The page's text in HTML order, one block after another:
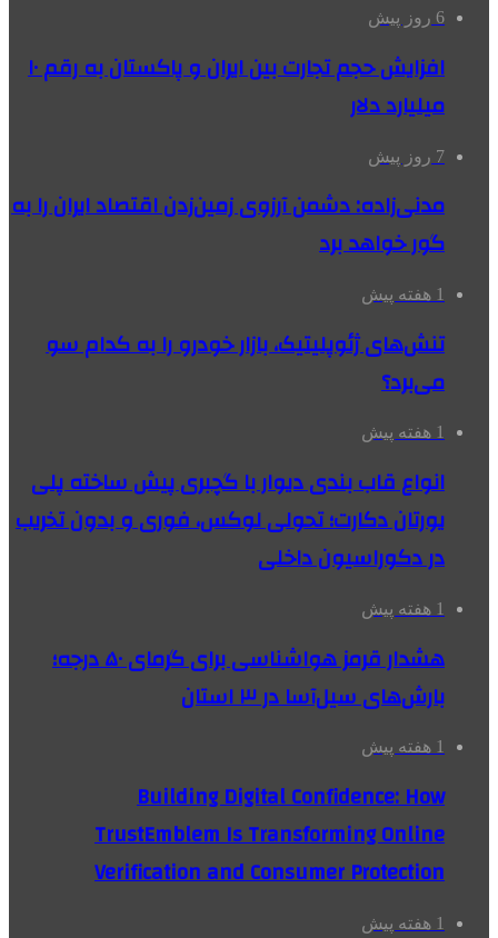
6 روز پیش
افزایش حجم تجارت بین ایران و پاکستان به رقم ۱۰
میلیارد دلار
7 روز پیش
مدنی‌زاده: دشمن آرزوی زمین‌زدن اقتصاد ایران را به
گور خواهد برد
1 هفته پیش
تنش‌های ژئوپلیتیک، بازار خودرو را به کدام سو
می‌برد؟
1 هفته پیش
انواع قاب بندی دیوار با گچبری پیش ساخته پلی
یورتان دکارت؛ تحولی لوکس، فوری و بدون تخریب
در دکوراسیون داخلی
1 هفته پیش
هشدار قرمز هواشناسی برای گرمای ۵۰ درجه؛
بارش‌های سیل‌آسا در ۳ استان
1 هفته پیش
Building Digital Confidence: How
TrustEmblem Is Transforming Online
Verification and Consumer Protection
1 هفته پیش